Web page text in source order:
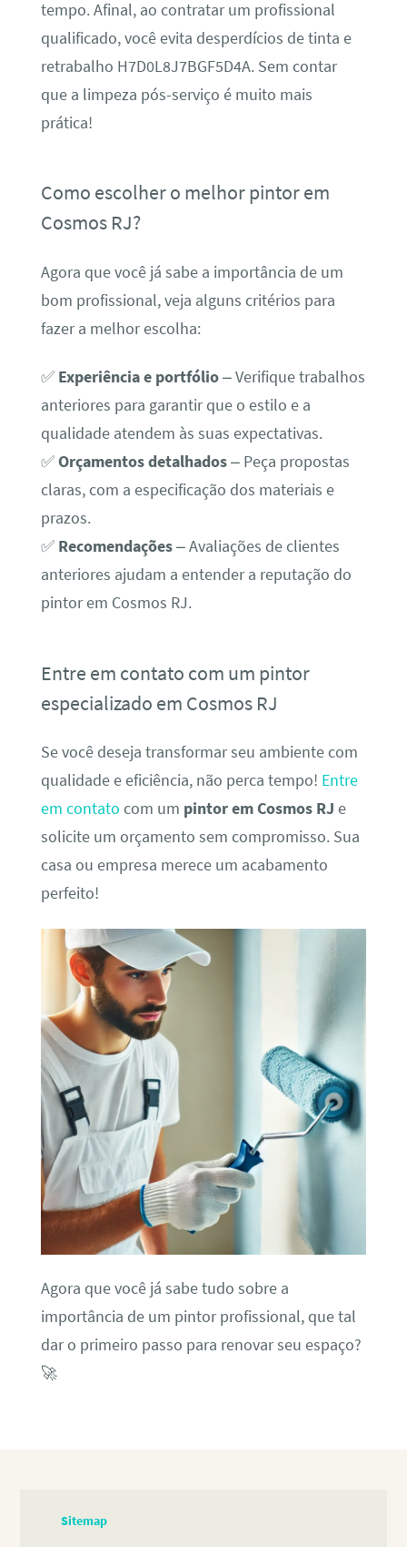
tempo. Afinal, ao contratar um profissional
qualificado, você evita desperdícios de tinta e
retrabalho H7D0L8J7BGF5D4A. Sem contar
que a limpeza pós-serviço é muito mais
prática!
Como escolher o melhor pintor em
Cosmos RJ?
Agora que você já sabe a importância de um
bom profissional, veja alguns critérios para
fazer a melhor escolha:
✅ Experiência e portfólio– Verifique trabalhos
anteriores para garantir que o estilo e a
qualidade atendem às suas expectativas.
✅Orçamentos detalhados– Peça propostas
claras, com a especificação dos materiais e
prazos.
✅ Recomendações– Avaliações de clientes
anteriores ajudam a entender a reputação do
pintor em Cosmos RJ.
Entre em contato com um pintor
especializado em Cosmos RJ
Se você deseja transformar seu ambiente com
qualidade e eficiência, não perca tempo! Entre
em contato com um pintor em Cosmos RJ e
solicite um orçamento sem compromisso. Sua
casa ou empresa merece um acabamento
perfeito!
Agora que você já sabe tudo sobre a
importância de um pintor profissional, que tal
dar o primeiro passo para renovar seu espaço?
🚀
Sitemap